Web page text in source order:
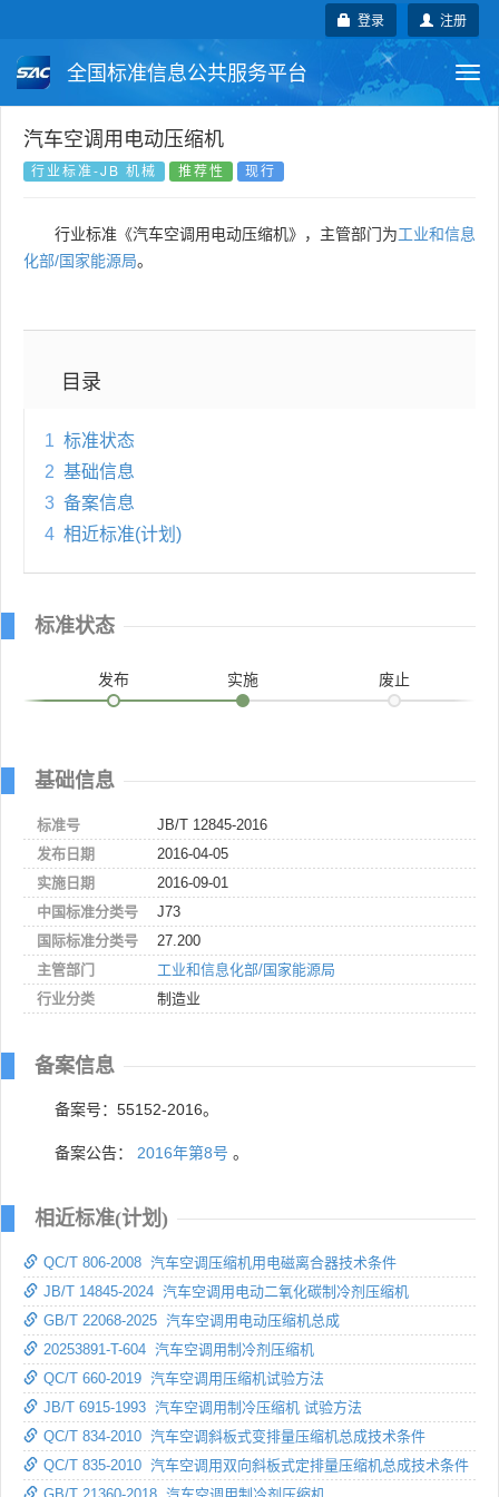
注册
登录
全国标准信息公共服务平台
国家标准 行业标准
国外标准 技术委员会
汽车空调用电动压缩机
行业标准-JB 机械 推荐性 现行
行业标准《汽车空调用电动压缩机》，主管部门为工业和信息
化部/国家能源局。
目录
1 标准状态
2 基础信息
3 备案信息
4 相近标准(计划)
标准状态
发布 实施 废止
基础信息
标准号
JB/T 12845-2016
发布日期
2016-04-05
实施日期
2016-09-01
中国标准分类号
J73
国际标准分类号
27.200
主管部门
工业和信息化部/国家能源局
行业分类
制造业
备案信息
备案号：55152-2016。
备案公告： 2016年第8号 。
相近标准(计划)
QC/T 806-2008 汽车空调压缩机用电磁离合器技术条件
JB/T 14845-2024 汽车空调用电动二氧化碳制冷剂压缩机
GB/T 22068-2025 汽车空调用电动压缩机总成
20253891-T-604 汽车空调用制冷剂压缩机
QC/T 660-2019 汽车空调用压缩机试验方法
JB/T 6915-1993 汽车空调用制冷压缩机 试验方法
QC/T 834-2010 汽车空调斜板式变排量压缩机总成技术条件
QC/T 835-2010 汽车空调用双向斜板式定排量压缩机总成技术条件